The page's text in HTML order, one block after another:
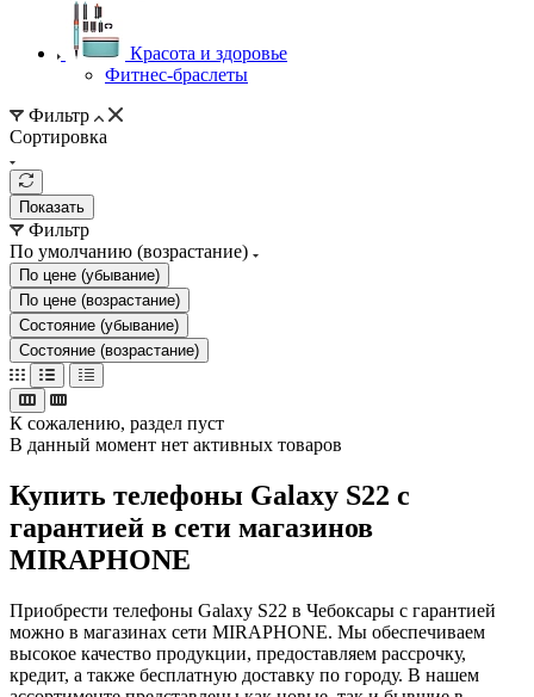
Красота и здоровье
Фитнес-браслеты
Фильтр
Сортировка
Показать
Фильтр
По умолчанию (возрастание)
По цене (убывание)
По цене (возрастание)
Состояние (убывание)
Состояние (возрастание)
К сожалению, раздел пуст
В данный момент нет активных товаров
Купить телефоны Galaxy S22 с
гарантией в сети магазинов
MIRAPHONE
Приобрести телефоны Galaxy S22 в Чебоксары с гарантией
можно в магазинах сети MIRAPHONE. Мы обеспечиваем
высокое качество продукции, предоставляем рассрочку,
кредит, а также бесплатную доставку по городу. В нашем